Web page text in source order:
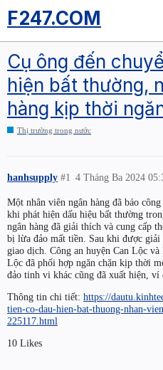
F247.COM
Cụ ông đến
hiện bất thường,
hàng kịp thời
Thị trường trong nước
hanhsupply 4 Tháng Ba 2024
#1
Một nhân viên ngân hàng đã báo
khi phát hiện dấu hiệu bất thường
ngân hàng đã giải thích và cung cấp
bị lừa đảo mất tiền. Sau khi được
giao dịch. Công an huyện Can Lộc
Lộc đã phối hợp ngăn chặn kịp thời
đảo tinh vi khác cũng đã xuất hiện,
Thông tin chi tiết: https://
tien-co-dau-hien-bat-thuong-nhan-
225117.html
10 Likes